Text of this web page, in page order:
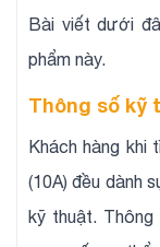
Bài viết dưới
phẩm này.
Thông số kỹ
Khách hàng khi
(10A) đều dành
kỹ thuật.